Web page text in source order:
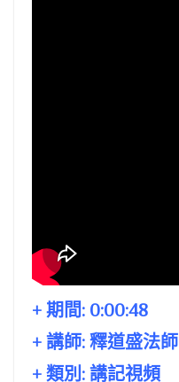
+ 期間: 0:00:48
+ 講師: 釋道盛法師
+ 類別: 講記視頻